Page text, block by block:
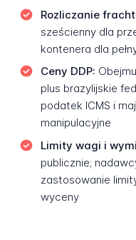
Rozliczanie
sześcienny dla
kontenera dla
Ceny DDP:
plus brazylijskie
podatek ICMS i
manipulacyjne
Limity wagi i
publicznie;
zastosowanie
wyceny